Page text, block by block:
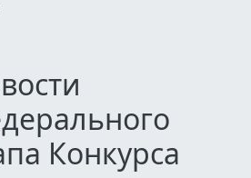
Конкурса